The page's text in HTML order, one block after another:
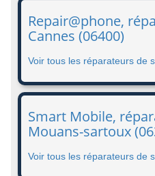
Repair@phone,
Cannes (06400)
Voir tous les réparateurs de
Smart Mobile,
Mouans-sartoux
Voir tous les réparateurs de